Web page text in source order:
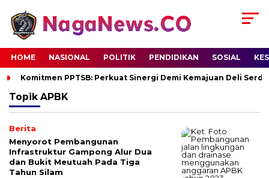
HOME NASIONAL POLITIK PENDIDIKAN SOSIAL
Komitmen PPTSB: Perkuat Sinergi Demi Kemajuan Deli
Topik APBK
Berita
Menyorot Pembangunan
Infrastruktur Gampong Alur Dua
dan Bukit Meutuah Pada Tiga
Tahun Silam